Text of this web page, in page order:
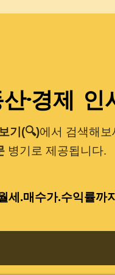
건너뛰기
·경제 인
기(🔍)에서 검색해보
병기로 제공됩니다.
세.매수가.수익률까